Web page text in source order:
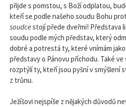
přijde s pomstou, s Boží odplatou,
kteří se podle našeho soudu Bohu
soudcestojí přede dveřmi! Představa
soudu podle mých představ, který
dobré a potrestá ty, které vnímám
představy o Pánovu příchodu. Také
rozptýlí ty, kteří jsou pyšní v smýšlení
z trůnu.
Ježíšovi nejspíše z nějakých důvodů